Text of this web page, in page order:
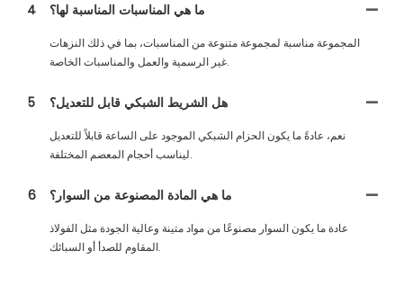
4 ما هي المناسبات المناسبة لها؟
المجموعة مناسبة لمجموعة متنوعة من المناسبات، بما في ذلك النزهات
غير الرسمية والعمل والمناسبات الخاصة.
5 هل الشريط الشبكي قابل للتعديل؟
نعم، عادةً ما يكون الحزام الشبكي الموجود على الساعة قابلاً للتعديل
ليناسب أحجام المعصم المختلفة.
6 ما هي المادة المصنوعة من السوار؟
عادة ما يكون السوار مصنوعًا من مواد متينة وعالية الجودة مثل الفولاذ
المقاوم للصدأ أو السبائك.